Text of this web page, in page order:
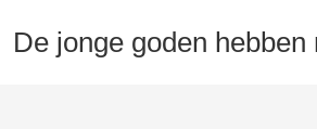
De jonge goden